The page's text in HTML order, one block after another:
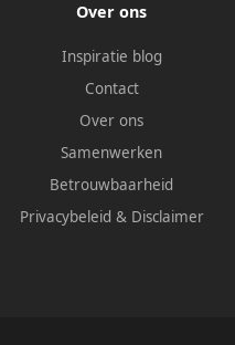
Over ons
Inspiratie blog
Contact
Over ons
Samenwerken
Betrouwbaarheid
Privacybeleid & Disclaimer